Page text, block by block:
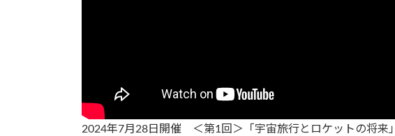
2024年7月28日開催 ＜第1回＞「宇宙旅行とロケットの将来」